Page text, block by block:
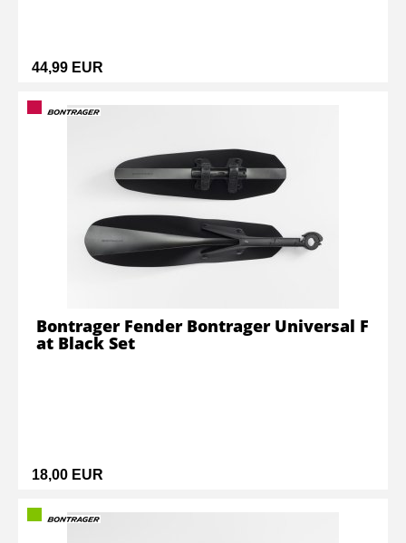
44,99 EUR
18,00 EUR
Bontrager Fender Bontrager Universal F
at Black Set